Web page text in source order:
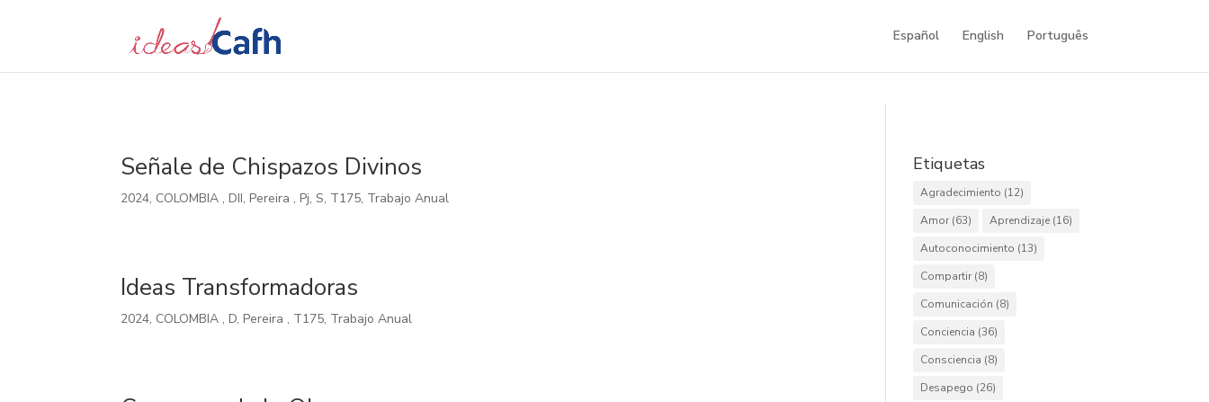
Español English Português
Señale de Chispazos Divinos
2024, COLOMBIA ,DII,Pereira ,Pj,S, T175, Trabajo Anual
Ideas Transformadoras
2024, COLOMBIA ,D,Pereira , T175, Trabajo Anual
Etiquetas
Agradecimiento (12)
Amor (63) Aprendizaje (16)
Autoconocimiento (13)
Compartir (8)
Comunicación (8)
Conciencia (36)
Consciencia (8)
Desapego (26)